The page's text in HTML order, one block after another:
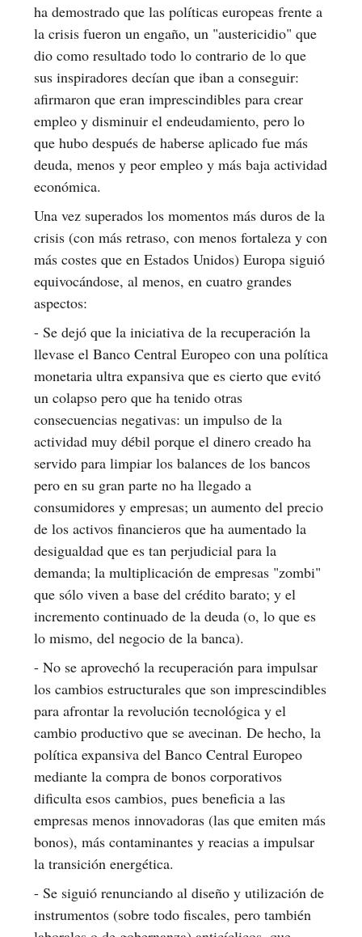
ha demostrado que las políticas europeas frente a
la crisis fueron un engaño, un "austericidio" que
dio como resultado todo lo contrario de lo que
sus inspiradores decían que iban a conseguir:
afirmaron que eran imprescindibles para crear
empleo y disminuir el endeudamiento, pero lo
que hubo después de haberse aplicado fue más
deuda, menos y peor empleo y más baja actividad
económica.
Una vez superados los momentos más duros de la
crisis (con más retraso, con menos fortaleza y con
más costes que en Estados Unidos) Europa siguió
equivocándose, al menos, en cuatro grandes
aspectos:
- Se dejó que la iniciativa de la recuperación la
llevase el Banco Central Europeo con una política
monetaria ultra expansiva que es cierto que evitó
un colapso pero que ha tenido otras
consecuencias negativas: un impulso de la
actividad muy débil porque el dinero creado ha
servido para limpiar los balances de los bancos
pero en su gran parte no ha llegado a
consumidores y empresas; un aumento del precio
de los activos financieros que ha aumentado la
desigualdad que es tan perjudicial para la
demanda; la multiplicación de empresas "zombi"
que sólo viven a base del crédito barato; y el
incremento continuado de la deuda (o, lo que es
lo mismo, del negocio de la banca).
- No se aprovechó la recuperación para impulsar
los cambios estructurales que son imprescindibles
para afrontar la revolución tecnológica y el
cambio productivo que se avecinan. De hecho, la
política expansiva del Banco Central Europeo
mediante la compra de bonos corporativos
dificulta esos cambios, pues beneficia a las
empresas menos innovadoras (las que emiten más
bonos), más contaminantes y reacias a impulsar
la transición energética.
- Se siguió renunciando al diseño y utilización de
instrumentos (sobre todo fiscales, pero también